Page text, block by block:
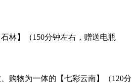
林】（150分钟左右，赠送电瓶
购物为一体的【七彩云南】（120分